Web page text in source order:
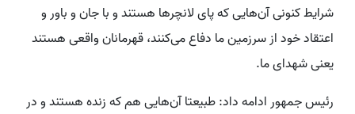
شرایط کنونی آن‌هایی که پای لانچرها هستند و با جان‌ و باور و
اعتقاد خود از سرزمین ما دفاع می‌کنند، قهرمانان واقعی هستند
یعنی شهدای ما.
رئیس جمهور ادامه داد: طبیعتا آن‌هایی هم که زنده هستند و در